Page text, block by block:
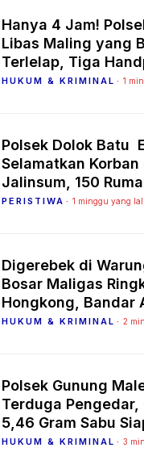
Hanya 4 Jam!
Libas Maling yang
Terlelap, Tiga
Tabung Gas
HUKUM & KRIMINAL 1
Polsek Dolok Batu
Selamatkan
Jalinsum, 150
Sungai Sikam
PERISTIWA 1 minggu yang
Digerebek di
Bosar Maligas
Hongkong, Bandar
Diburu
HUKUM & KRIMINAL 2
Polsek Gunung
Terduga
5,46 Gram Sabu
HUKUM & KRIMINAL 3